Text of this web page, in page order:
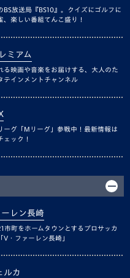
BS放送局『BS10』。クイズにゴルフに
、楽しい番組てんこ盛り！
ミアム
る映画や音楽をお届けする、大人のた
テインメントチャンネル
ーグ「Mリーグ」参戦中！最新情報は
ェック！
レン長崎
市町をホームタウンとするプロサッカ
V・ファーレン長崎」
ルカ